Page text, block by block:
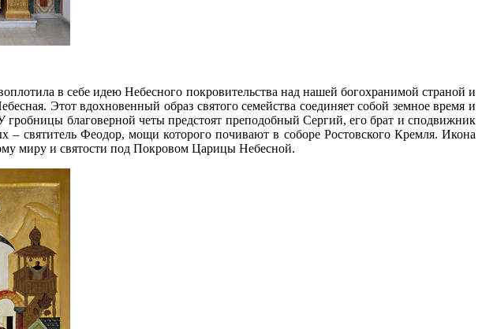
в себе идею Небесного покровительства над нашей богохранимой страной и
Этот вдохновенный образ святого семейства соединяет собой земное время и
благоверной четы предстоят преподобный Сергий, его брат и сподвижник
Феодор, мощи которого почивают в соборе Ростовского Кремля. Икона
миру и святости под Покровом Царицы Небесной.